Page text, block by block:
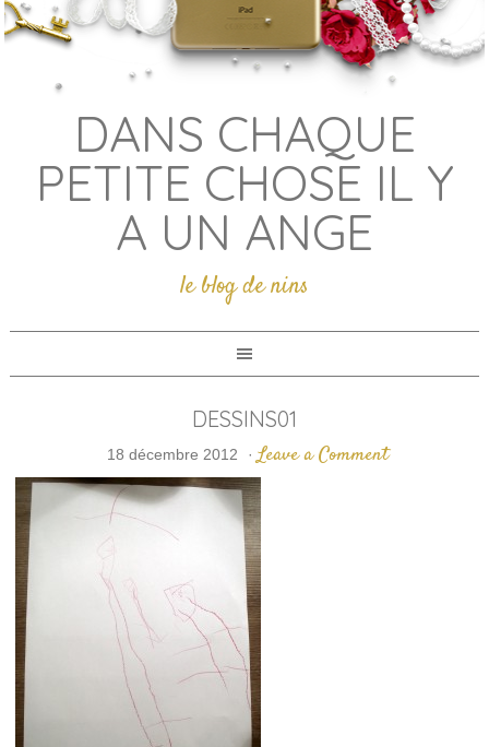
DANS CHAQUE
PETITE CHOSE IL Y
A UN ANGE
le blog de nins
DESSINS01
18 décembre 2012 · Leave a Comment